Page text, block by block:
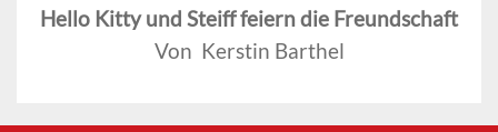
Hello Kitty und Steiff feiern die Freundschaft
Von Kerstin Barthel